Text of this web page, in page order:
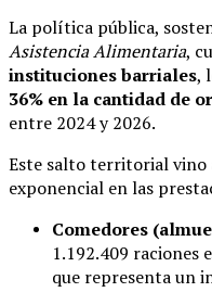
La política pública,
Asistencia Alimentaria,
instituciones barriales,
36% en la cantidad de
entre 2024 y 2026.
Este salto territorial vino
exponencial en las
Comedores
1.192.409 raciones
que representa un